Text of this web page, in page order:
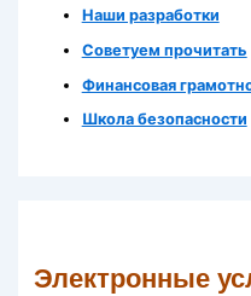
Наши разработки
Советуем прочитать
Финансовая
Школа безопасности
Электронные